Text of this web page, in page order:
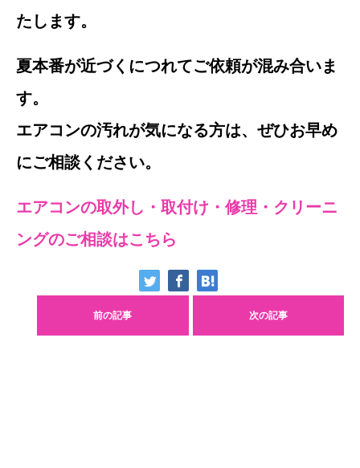
たします。
夏本番が近づくにつれてご依頼が混み合いま
す。
エアコンの汚れが気になる方は、ぜひお早め
にご相談ください。
エアコンの取外し・取付け・修理・クリーニ
ングのご相談はこちら
前の記事 次の記事